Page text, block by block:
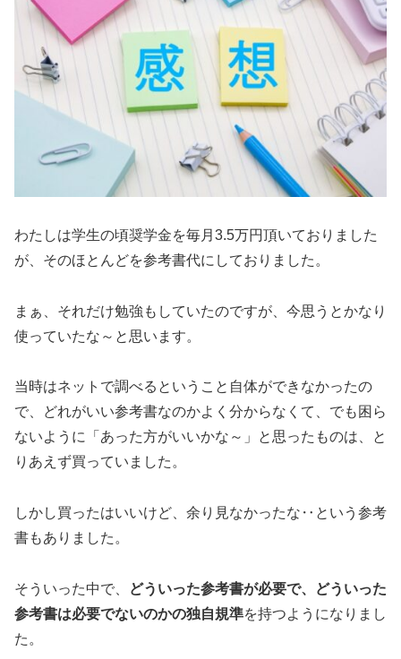
わたしは学生の頃奨学金を毎月3.5万円頂いておりました
が、そのほとんどを参考書代にしておりました。
まぁ、それだけ勉強もしていたのですが、今思うとかなり
使っていたな～と思います。
当時はネットで調べるということ自体ができなかったの
で、どれがいい参考書なのかよく分からなくて、でも困ら
ないように「あった方がいいかな～」と思ったものは、と
りあえず買っていました。
しかし買ったはいいけど、余り見なかったな‥という参考
書もありました。
そういった中で、
どういった参考書が必要で、どういった
参考書は必要でないのかの独自規準を持つようになりまし
た。